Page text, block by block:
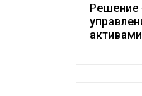
Решение
активами